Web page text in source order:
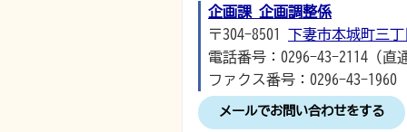
企画課 企画調整係
〒304-8501 下妻市本城町三丁
電話番号：0296-43-2114（直
ファクス番号：0296-43-1960
メールでお問い合わせをする